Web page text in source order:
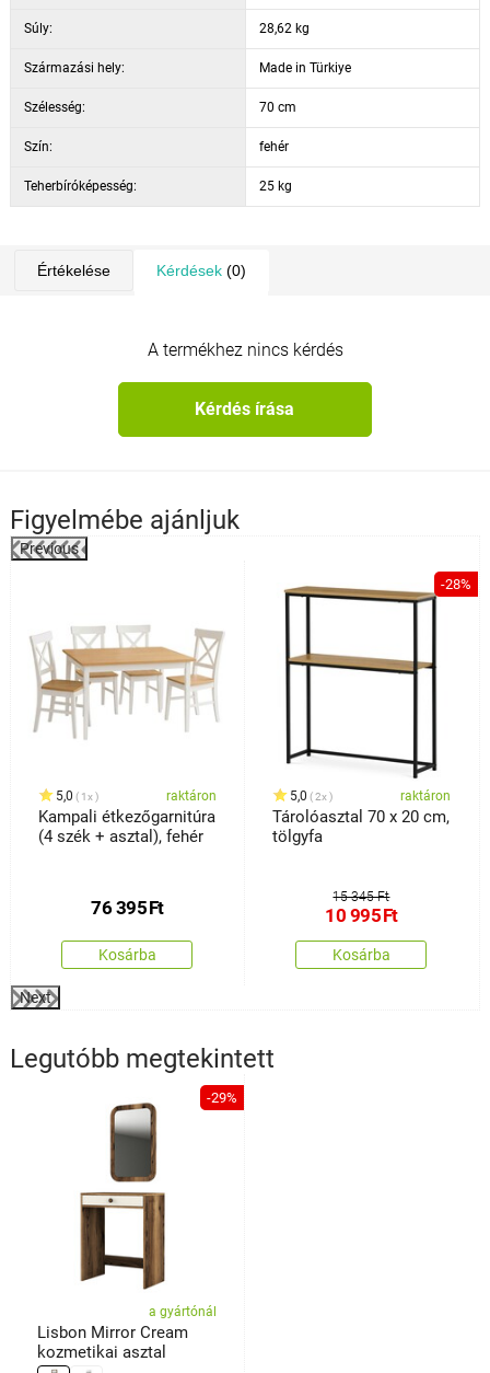
Súly: 28,62 kg
Származási hely: Made in Türkiye
Szélesség: 70 cm
Szín: fehér
Teherbíróképesség: 25 kg
Értékelése Kérdések(0)
A termékhez nincs kérdés
Kérdés írása
Figyelmébe ajánljuk
Previous
5,0 1x raktáron
Kampali étkezőgarnitúra
(4 szék + asztal), fehér
76 395Ft
Kosárba
-28%
5,0 2x raktáron
Tárolóasztal 70 x 20 cm,
tölgyfa
15 345 Ft
10 995Ft
Kosárba
Next
Legutóbb megtekintett
-29%
a gyártónál
Lisbon Mirror Cream
kozmetikai asztal